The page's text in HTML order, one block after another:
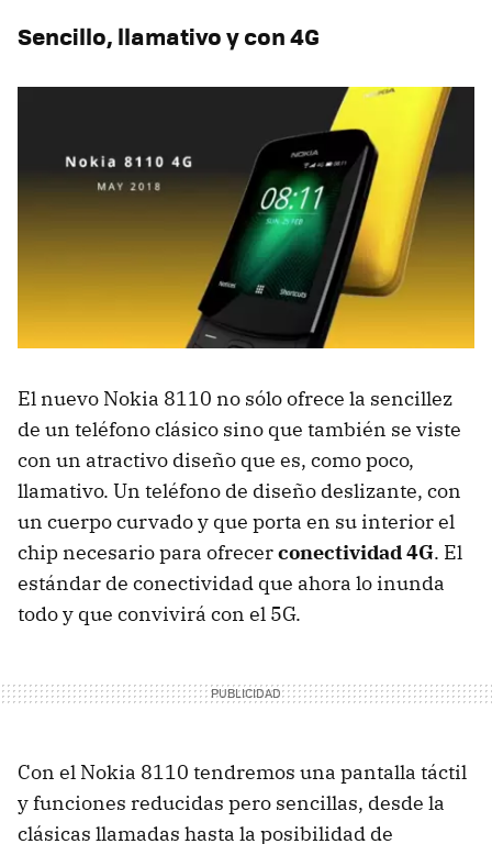
Sencillo, llamativo y con 4G
El nuevo Nokia 8110 no sólo ofrece la sencillez
de un teléfono clásico sino que también se viste
con un atractivo diseño que es, como poco,
llamativo. Un teléfono de diseño deslizante, con
un cuerpo curvado y que porta en su interior el
chip necesario para ofrecerconectividad 4G. El
estándar de conectividad que ahora lo inunda
todo y que convivirá con el 5G.
Con el Nokia 8110 tendremos una pantalla táctil
y funciones reducidas pero sencillas, desde la
clásicas llamadas hasta la posibilidad de